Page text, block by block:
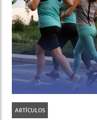
ARTÍCULOS